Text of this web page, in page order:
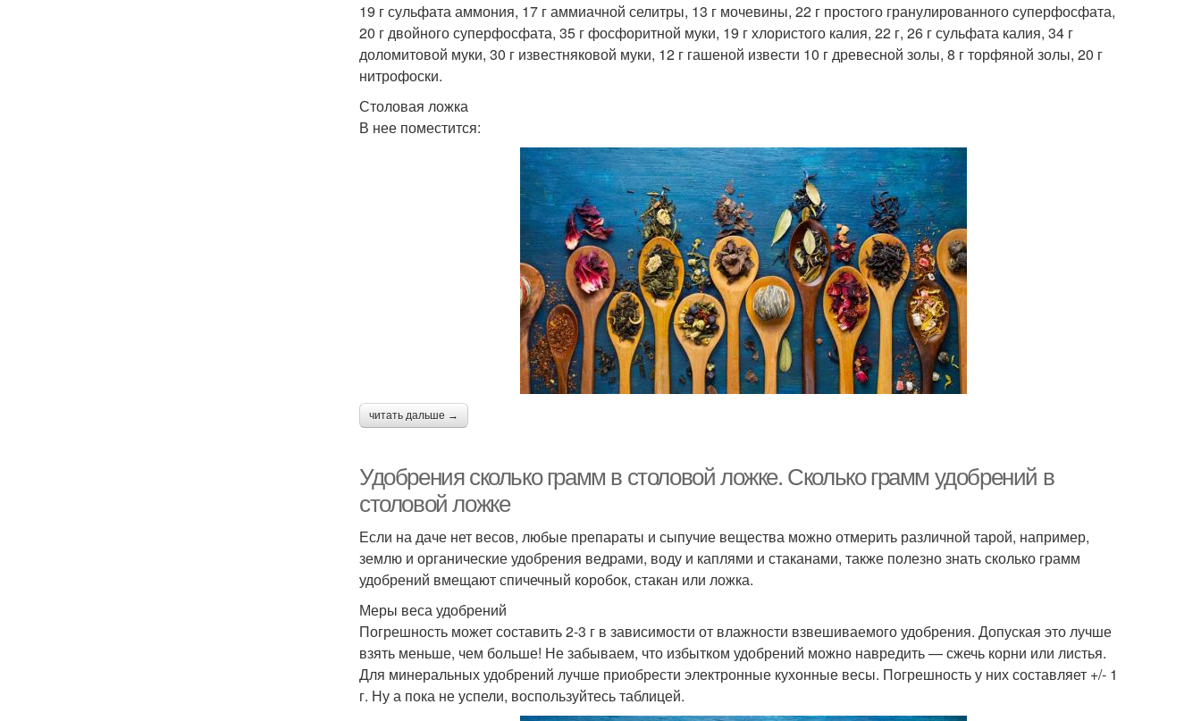
19 г сульфата аммония, 17 г аммиачной селитры, 13 г мочевины, 22 г простого гранулированного суперфосфата,
20 г двойного суперфосфата, 35 г фосфоритной муки, 19 г хлористого калия, 22 г, 26 г сульфата калия, 34 г
доломитовой муки, 30 г известняковой муки, 12 г гашеной извести 10 г древесной золы, 8 г торфяной золы, 20 г
нитрофоски.
Столовая ложка
В нее поместится:
читать дальше →
Удобрения сколько грамм в столовой ложке. Сколько грамм удобрений в
столовой ложке
Если на даче нет весов, любые препараты и сыпучие вещества можно отмерить различной тарой, например,
землю и органические удобрения ведрами, воду и каплями и стаканами, также полезно знать сколько грамм
удобрений вмещают спичечный коробок, стакан или ложка.
Меры веса удобрений
Погрешность может составить 2-3 г в зависимости от влажности взвешиваемого удобрения. Допуская это лучше
взять меньше, чем больше! Не забываем, что избытком удобрений можно навредить — сжечь корни или листья.
Для минеральных удобрений лучше приобрести электронные кухонные весы. Погрешность у них составляет +/- 1
г. Ну а пока не успели, воспользуйтесь таблицей.